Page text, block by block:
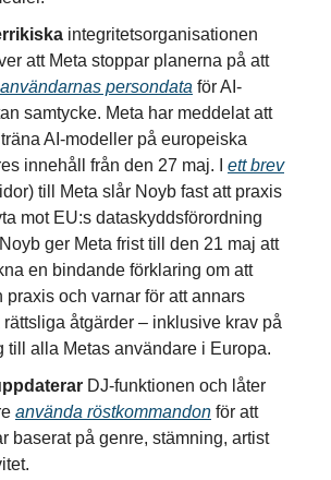
integritetsorganisationen
att Meta stoppar planerna på att
persondata för AI-
samtycke. Meta har meddelat att
AI-modeller på europeiska
innehåll från den 27 maj. I ett brev
till Meta slår Noyb fast att praxis
mot EU:s dataskyddsförordning
ger Meta frist till den 21 maj att
en bindande förklaring om att
praxis och varnar för att annars
åtgärder – inklusive krav på
till alla Metas användare i Europa.
DJ-funktionen och låter
använda röstkommandon för att
baserat på genre, stämning, artist